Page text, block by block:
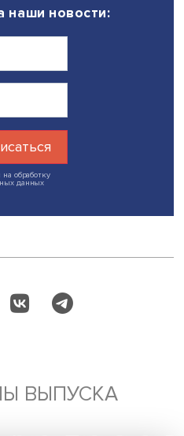
SMART-библиотеки им.
рассказал, как создать
с ней, владелец
программы комиксов
Владимир Апёнов
комиксы
руководитель выставочных
Марина Сазоненко
литература становится
программ. В финале
«Независимые
и перспективы».